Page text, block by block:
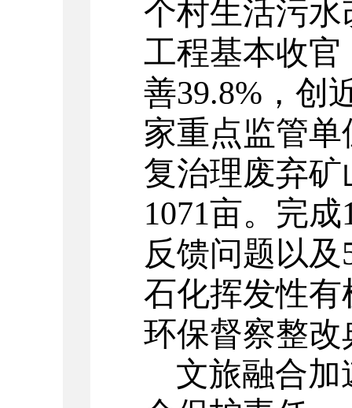
个村生活污
工程基本收
善39.8% ，创
家重点监管
复治理废弃矿
1071亩。完成
反馈问题以及
石化挥发性
环保督察整
文旅融合加